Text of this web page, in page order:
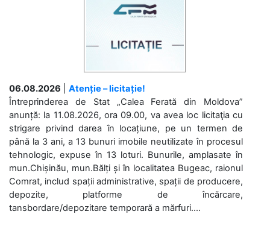
06.08.2026
Atenție – licitație!
Întreprinderea de Stat „Calea Ferată din Moldova”
anunță: la 11.08.2026, ora 09.00, va avea loc licitaţia cu
strigare privind darea în locațiune, pe un termen de
până la 3 ani, a 13 bunuri imobile neutilizate în procesul
tehnologic, expuse în 13 loturi. Bunurile, amplasate în
mun.Chișinău, mun.Bălți și în localitatea Bugeac, raionul
Comrat, includ spații administrative, spații de producere,
depozite, platforme de încărcare,
tansbordare/depozitare temporară a mărfuri....